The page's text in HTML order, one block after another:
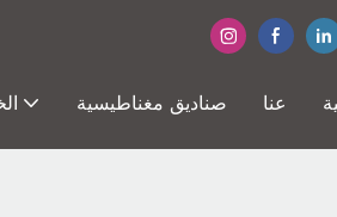
صناديق مغناطيسية عنا